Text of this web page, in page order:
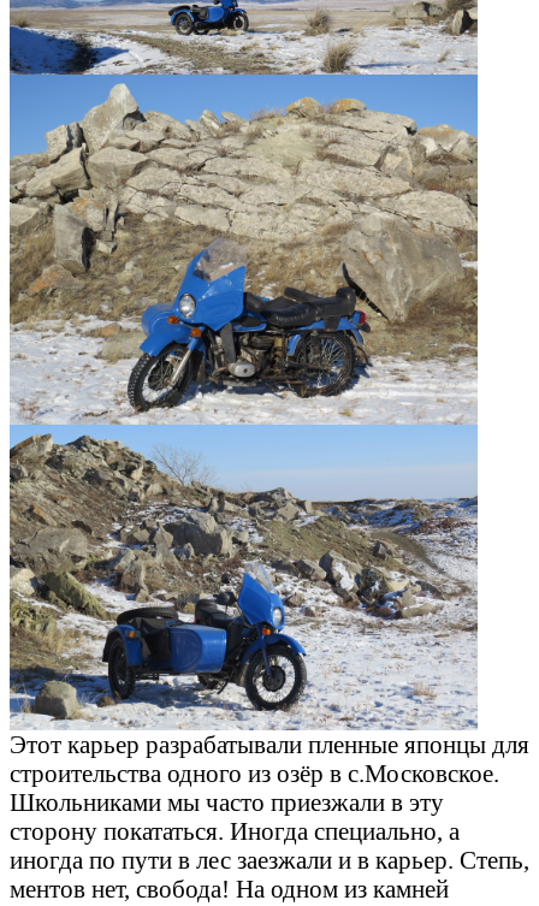
Этот карьер разрабатывали пленные японцы для
строительства одного из озёр в с.Московское.
Школьниками мы часто приезжали в эту
сторону покататься. Иногда специально, а
иногда по пути в лес заезжали и в карьер. Степь,
ментов нет, свобода! На одном из камней